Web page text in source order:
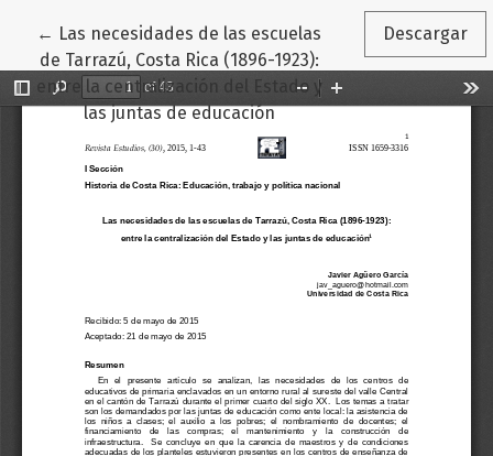
← Volver a los detalles del artículo
Las necesidades de las escuelas
de Tarrazú, Costa Rica (1896-1923):
entre la centralización del Estado y
las juntas de educación
Descargar